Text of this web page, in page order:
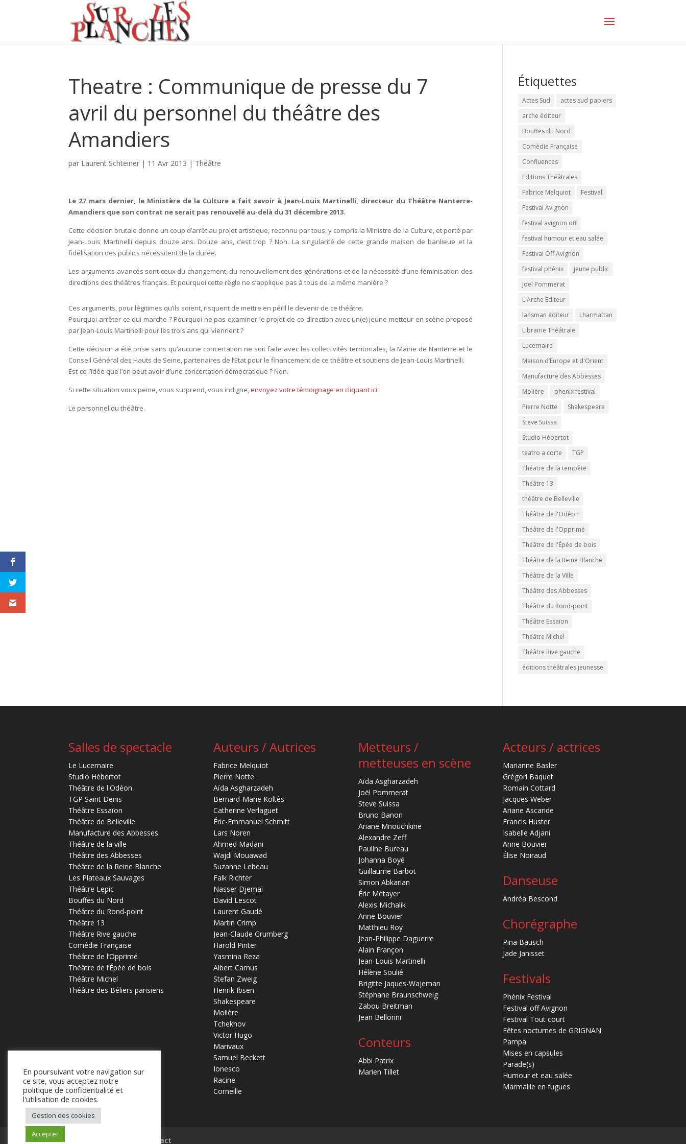
Theatre : Communique de presse du 7
avril du personnel du théâtre des
Amandiers
par Laurent Schteiner | 11 Avr 2013 | Théâtre
Le 27 mars dernier, le Ministère de la Culture a fait savoir à Jean-Louis Martinelli, directeur du Théâtre Nanterre-
Amandiers que son contrat ne serait pas renouvelé au-delà du 31 décembre 2013.
Cette décision brutale donne un coup d’arrêt au projet artistique, reconnu par tous, y compris la Ministre de la Culture, et porté par
Jean-Louis Martinelli depuis douze ans. Douze ans, c’est trop ? Non. La singularité de cette grande maison de banlieue et la
fidélisation des publics nécessitent de la durée.
Les arguments avancés sont ceux du changement, du renouvellement des générations et de la nécessité d’une féminisation des
directions des théâtres français. Et pourquoi cette règle ne s’applique pas à tous de la même manière ?
Ces arguments, pour légitimes qu’ils soient, risquent de mettre en péril le devenir de ce théâtre.
Pourquoi arrêter ce qui marche ? Pourquoi ne pas examiner le projet de co-direction avec un(e) jeune metteur en scène proposé
par Jean-Louis Martinelli pour les trois ans qui viennent ?
Cette décision a été prise sans qu’aucune concertation ne soit faite avec les collectivités territoriales, la Mairie de Nanterre et le
Conseil Général des Hauts de Seine, partenaires de l’Etat pour le financement de ce théâtre et soutiens de Jean-Louis Martinelli.
Est-ce l’idée que l’on peut avoir d’une concertation démocratique ? Non.
Si cette situation vous peine, vous surprend, vous indigne,envoyez votre témoignage en cliquant ici.
Le personnel du théâtre.
Étiquettes
Actes Sud
actes sud papiers
arche éditeur
Bouffes du Nord
Comédie Française
Confluences
Editions Théâtrales
Fabrice Melquiot
Festival
Festival Avignon
festival avignon off
festival humour et eau salée
Festival Off Avignon
festival phénix
jeune public
Joël Pommerat
L'Arche Editeur
lansman editeur
Lharmattan
Librairie Théâtrale
Lucernaire
Maison d’Europe et d'Orient
Manufacture des Abbesses
Molière
phenix festival
Pierre Notte
Shakespeare
Steve Suissa
Studio Hébertot
teatro a corte
TGP
Théatre de la tempête
Théâtre 13
théâtre de Belleville
Théâtre de l'Odéon
Théâtre de l'Opprimé
Théâtre de l'Épée de bois
Théâtre de la Reine Blanche
Théâtre de la Ville
Théâtre des Abbesses
Théâtre du Rond-point
Théâtre Essaïon
Théâtre Michel
Théâtre Rive gauche
éditions théâtrales jeunesse
Salles de spectacle
Le Lucernaire
Studio Hébertot
Théâtre de l'Odéon
TGP Saint Denis
Théâtre Essaïon
Théâtre de Belleville
Manufacture des Abbesses
Théâtre de la ville
Théâtre des Abbesses
Théâtre de la Reine Blanche
Les Plateaux Sauvages
Théâtre Lepic
Bouffes du Nord
Théâtre du Rond-point
Théâtre 13
Théâtre Rive gauche
Comédie Française
Théâtre de l’Opprimé
Théâtre de l’Épée de bois
Théâtre Michel
Théâtre des Béliers parisiens
Auteurs / Autrices
Fabrice Melquiot
Pierre Notte
Aïda Asgharzadeh
Bernard-Marie Koltès
Catherine Verlaguet
Éric-Emmanuel Schmitt
Lars Noren
Ahmed Madani
Wajdi Mouawad
Suzanne Lebeau
Falk Richter
Nasser Djemaï
David Lescot
Laurent Gaudé
Martin Crimp
Jean-Claude Grumberg
Harold Pinter
Yasmina Reza
Albert Camus
Stefan Zweig
Henrik Ibsen
Shakespeare
Molière
Tchekhov
Victor Hugo
Marivaux
Samuel Beckett
Ionesco
Racine
Corneille
Metteurs /
metteuses en scène
Aïda Asgharzadeh
Joël Pommerat
Steve Suissa
Bruno Banon
Ariane Mnouchkine
Alexandre Zeff
Pauline Bureau
Johanna Boyé
Guillaume Barbot
Simon Abkarian
Éric Métayer
Alexis Michalik
Anne Bouvier
Matthieu Roy
Jean-Philippe Daguerre
Alain Françon
Jean-Louis Martinelli
Hélène Soulié
Brigitte Jaques-Wajeman
Stéphane Braunschweig
Zabou Breitman
Jean Bellorini
Conteurs
Abbi Patrix
Marien Tillet
Acteurs / actrices
Marianne Basler
Grégori Baquet
Romain Cottard
Jacques Weber
Ariane Ascaride
Francis Huster
Isabelle Adjani
Anne Bouvier
Élise Noiraud
Danseuse
Andréa Bescond
Chorégraphe
Pina Bausch
Jade Janisset
Festivals
Phénix Festival
Festival off Avignon
Festival Tout court
Fêtes nocturnes de GRIGNAN
Pampa
Mises en capsules
Parade(s)
Humour et eau salée
Marmaille en fugues
Contact
En poursuivant votre navigation sur
ce site, vous acceptez notre
politique de confidentialité et
l'utilisation de cookies.
Gestion des cookies
Accepter